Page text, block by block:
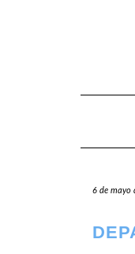
6 de mayo